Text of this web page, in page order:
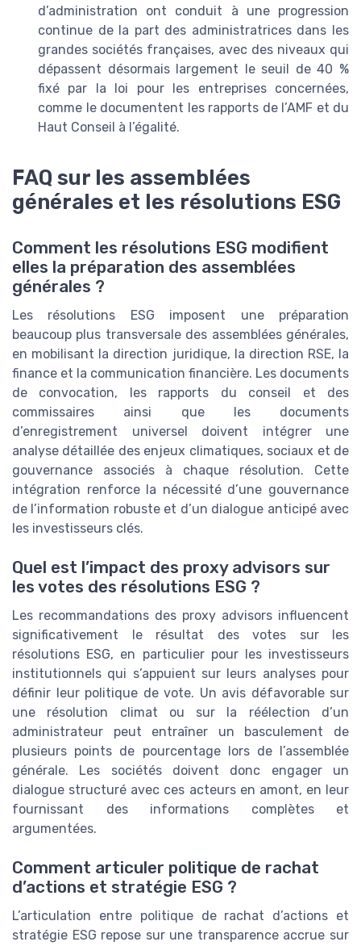
d’administration ont conduit à une progression
continue de la part des administratrices dans les
grandes sociétés françaises, avec des niveaux qui
dépassent désormais largement le seuil de 40 %
fixé par la loi pour les entreprises concernées,
comme le documentent les rapports de l’AMF et du
Haut Conseil à l’égalité.
FAQ sur les assemblées
générales et les résolutions ESG
Comment les résolutions ESG modifient
elles la préparation des assemblées
générales ?
Les résolutions ESG imposent une préparation
beaucoup plus transversale des assemblées générales,
en mobilisant la direction juridique, la direction RSE, la
finance et la communication financière. Les documents
de convocation, les rapports du conseil et des
commissaires ainsi que les documents
d’enregistrement universel doivent intégrer une
analyse détaillée des enjeux climatiques, sociaux et de
gouvernance associés à chaque résolution. Cette
intégration renforce la nécessité d’une gouvernance
de l’information robuste et d’un dialogue anticipé avec
les investisseurs clés.
Quel est l’impact des proxy advisors sur
les votes des résolutions ESG ?
Les recommandations des proxy advisors influencent
significativement le résultat des votes sur les
résolutions ESG, en particulier pour les investisseurs
institutionnels qui s’appuient sur leurs analyses pour
définir leur politique de vote. Un avis défavorable sur
une résolution climat ou sur la réélection d’un
administrateur peut entraîner un basculement de
plusieurs points de pourcentage lors de l’assemblée
générale. Les sociétés doivent donc engager un
dialogue structuré avec ces acteurs en amont, en leur
fournissant des informations complètes et
argumentées.
Comment articuler politique de rachat
d’actions et stratégie ESG ?
L’articulation entre politique de rachat d’actions et
stratégie ESG repose sur une transparence accrue sur